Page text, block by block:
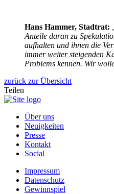
Hans Hammer, Stadtrat:
Anteile daran zu
aufhalten und ihnen die
immer weiter steigenden
Problems kennen. Wir
zurück zur Übersicht
Teilen
Über uns
Neuigkeiten
Presse
Kontakt
Social
Impressum
Datenschutz
Gewinnspiel